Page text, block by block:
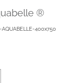
®
AQUABELLE-400x750